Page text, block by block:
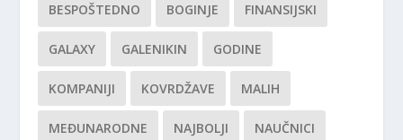
BESPOŠTEDNO BOGINJE FINANSIJSKI
GALAXY GALENIKIN GODINE
KOMPANIJI KOVRDŽAVE MALIH
MEĐUNARODNE NAJBOLJI NAUČNICI